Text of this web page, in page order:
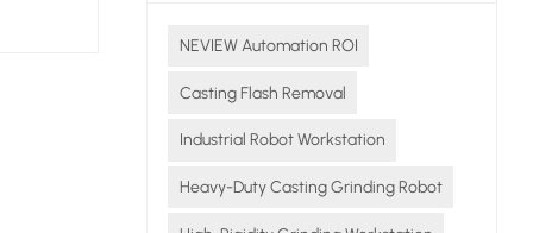
NEVIEW Automation ROI
Casting Flash Removal
Industrial Robot Workstation
Heavy-Duty Casting Grinding Robot